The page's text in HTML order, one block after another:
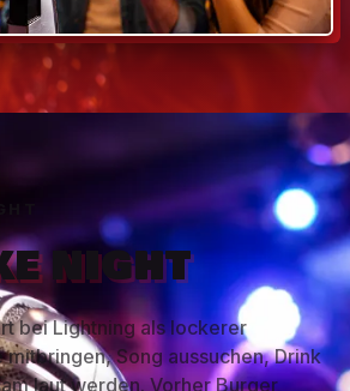
NIGHT
bei Lightning als lockerer
mitbringen, Song aussuchen, Drink
laut werden. Vorher Burger